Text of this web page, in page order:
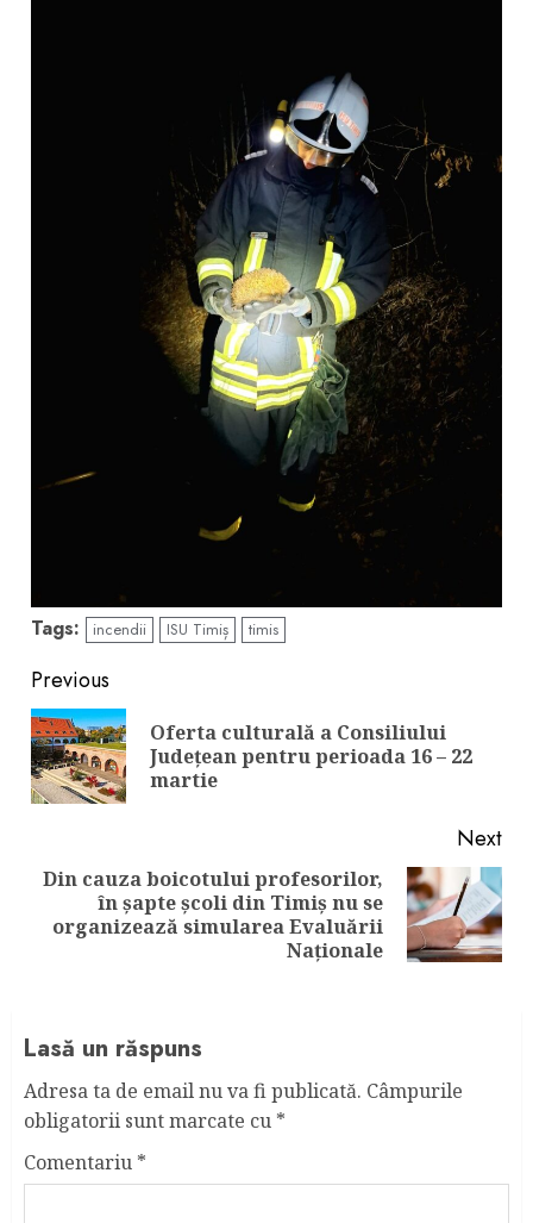
Tags: incendii ISU Timiș timis
Continue
Reading
Previous
Oferta culturală a Consiliului
Județean pentru perioada 16 – 22
martie
Next
post:
Din cauza boicotului profesorilor,
în șapte școli din Timiș nu se
organizează simularea Evaluării
Naționale
Lasă un răspuns
Adresa ta de email nu va fi publicată. Câmpurile
obligatorii sunt marcate cu *
Comentariu *